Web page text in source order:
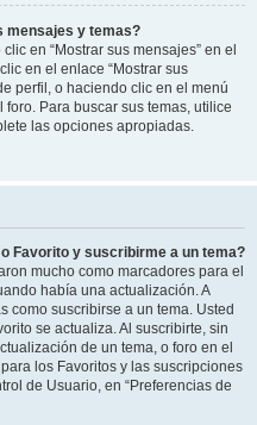
mensajes y temas?
en “Mostrar sus mensajes” en el
en el enlace “Mostrar sus
perfil, o haciendo clic en el menú
Para buscar sus temas, utilice
las opciones apropiadas.
Favorito y suscribirme a un tema?
mucho como marcadores para el
había una actualización. A
como suscribirse a un tema. Usted
se actualiza. Al suscribirte, sin
de un tema, o foro en el
los Favoritos y las suscripciones
de Usuario, en “Preferencias de